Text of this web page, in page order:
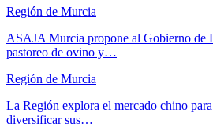
Región de Murcia
ASAJA Murcia propone al Gobierno de
pastoreo de ovino y…
Región de Murcia
La Región explora el mercado chino
diversificar sus…